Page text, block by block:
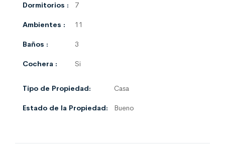
Dormitorios :
Ambientes :
Baños :
Cochera :
7
11
3
Si
Tipo de Propiedad:
Estado de la Propiedad:
Casa
Bueno